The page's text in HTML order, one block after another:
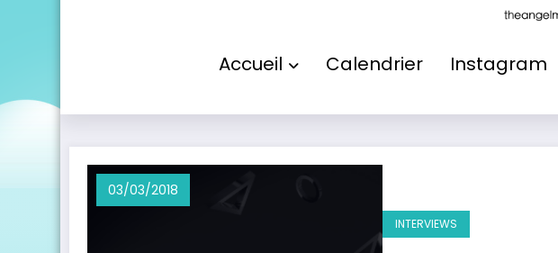
Accueil Calendrier Instagram
03/03/2018
INTERVIEWS